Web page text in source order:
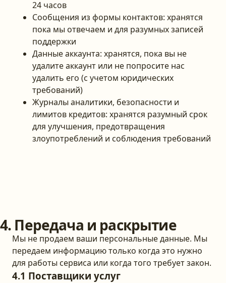
24 часов
Сообщения из формы контактов: хранятся
пока мы отвечаем и для разумных записей
поддержки
Данные аккаунта: хранятся, пока вы не
удалите аккаунт или не попросите нас
удалить его (с учетом юридических
требований)
Журналы аналитики, безопасности и
лимитов кредитов: хранятся разумный срок
для улучшения, предотвращения
злоупотреблений и соблюдения требований
4. Передача и раскрытие
Мы не продаем ваши персональные данные. Мы
передаем информацию только когда это нужно
для работы сервиса или когда того требует закон.
4.1 Поставщики услуг